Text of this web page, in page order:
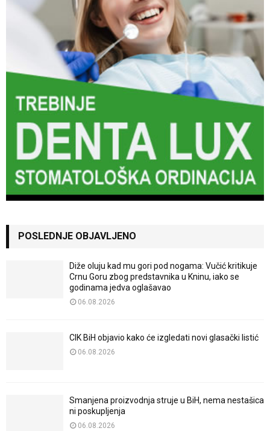
POSLEDNJE OBJAVLJENO
Diže oluju kad mu gori pod nogama: Vučić kritikuje
Crnu Goru zbog predstavnika u Kninu, iako se
godinama jedva oglašavao
06.08.2026
CIK BiH objavio kako će izgledati novi glasački listić
06.08.2026
Smanjena proizvodnja struje u BiH, nema nestašica
ni poskupljenja
06.08.2026